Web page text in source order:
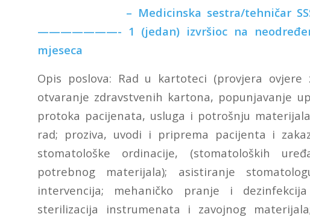
– Medicinska sestra/tehničar SSS
———————- 1 (jedan) izvršioc na
mjeseca
Opis poslova: Rad u kartoteci (provjera ovjere
otvaranje zdravstvenih kartona, popunjavanje
protoka pacijenata, usluga i potrošnju
rad; proziva, uvodi i priprema pacijenta i
stomatološke ordinacije, (stomatoloških
potrebnog materijala); asistiranje
intervencija; mehaničko pranje i
sterilizacija instrumenata i zavojnog